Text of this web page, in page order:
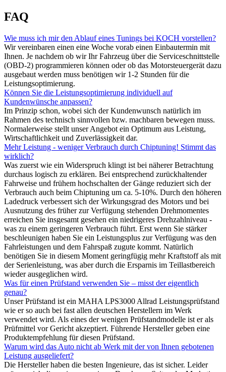
FAQ
Wie muss ich mir den Ablauf eines Tunings bei KOCH vorstellen?
Wir vereinbaren einen eine Woche vorab einen Einbautermin mit
Ihnen. Je nachdem ob wir Ihr Fahrzeug über die Serviceschnittstelle
(OBD-2) programmieren können oder ob das Motorsteuergerät dazu
ausgebaut werden muss benötigen wir 1-2 Stunden für die
Leistungsoptimierung.
Können Sie die Leistungsoptimierung individuell auf
Kundenwünsche anpassen?
Im Prinzip schon, wobei sich der Kundenwunsch natürlich im
Rahmen des technisch sinnvollen bzw. machbaren bewegen muss.
Normalerweise stellt unser Angebot ein Optimum aus Leistung,
Wirtschaftlichkeit und Zuverlässigkeit dar.
Mehr Leistung - weniger Verbrauch durch Chiptuning! Stimmt das
wirklich?
Was zuerst wie ein Widerspruch klingt ist bei näherer Betrachtung
durchaus logisch zu erklären. Bei entsprechend zurückhaltender
Fahrweise und frühem hochschalten der Gänge reduziert sich der
Verbrauch auch beim Chiptuning um ca. 5-10%. Durch den höheren
Ladedruck verbessert sich der Wirkungsgrad des Motors und bei
Ausnutzung des früher zur Verfügung stehenden Drehmomentes
erreichen Sie insgesamt gesehen ein niedrigeres Drehzahlniveau -
was zu einem geringeren Verbrauch führt. Erst wenn Sie stärker
beschleunigen haben Sie ein Leistungsplus zur Verfügung was den
Fahrleistungen und dem Fahrspaß zugute kommt. Natürlich
benötigen Sie in diesem Moment geringfügig mehr Kraftstoff als mit
der Serienleistung, was aber durch die Ersparnis im Teillastbereich
wieder ausgeglichen wird.
Was für einen Prüfstand verwenden Sie – misst der eigentlich
genau?
Unser Prüfstand ist ein MAHA LPS3000 Allrad Leistungsprüfstand
wie er so auch bei fast allen deutschen Herstellern im Werk
verwendet wird. Als eines der wenigen Prüfstandmodelle ist er als
Prüfmittel vor Gericht akzeptiert. Führende Hersteller geben eine
Produktempfehlung für diesen Prüfstand.
Warum wird das Auto nicht ab Werk mit der von Ihnen gebotenen
Leistung ausgeliefert?
Die Hersteller haben die besten Ingenieure, das ist sicher. Leider